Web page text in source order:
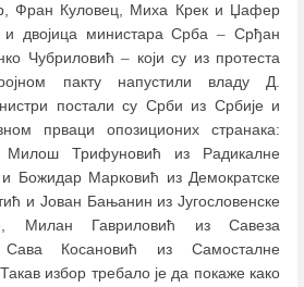
Фран Куловец, Миха Крек и Џафер
двојица министара Срба– Срђан
Чубриловић – који су из протеста
пакту напустили владу Д.
постали су Срби из Србије и
прваци опозиционих странака:
Трифуновић из Радикалне
Божидар Марковић из Демократске
и Јован Бањанин из Југословенске
Милан Гавриловић из Савеза
Косановић из Самосталне
избор требало је да покаже како